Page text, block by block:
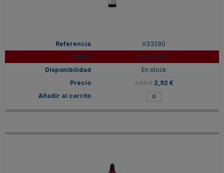
V33280
Escarlata
En stock
3,65 € 2,92 €